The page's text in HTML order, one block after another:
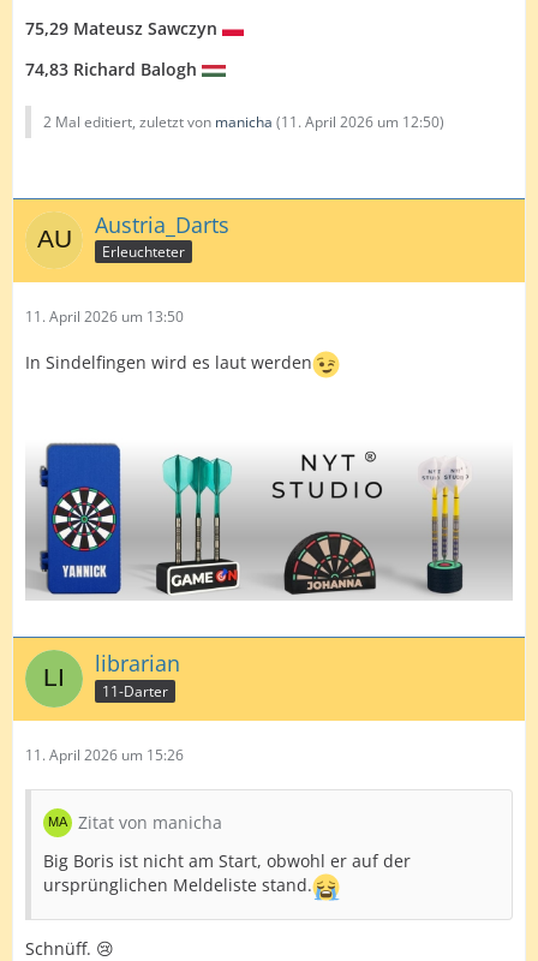
75,29 Mateusz Sawczyn
74,83 Richard Balogh
2 Mal editiert, zuletzt von manicha (11. April 2026 um 12:50)
Austria_Darts
Erleuchteter
11. April 2026 um 13:50
In Sindelfingen wird es laut werden
librarian
11-Darter
11. April 2026 um 15:26
Zitat von manicha
Big Boris ist nicht am Start, obwohl er auf der
ursprünglichen Meldeliste stand.
Schnüff. 😢